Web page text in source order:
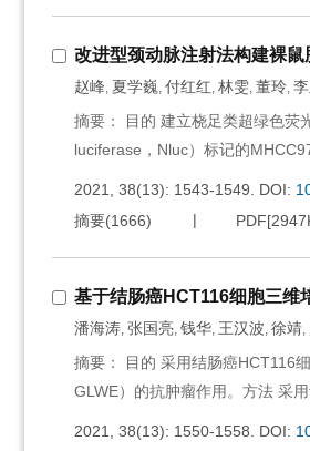
改进型颈动脉注射法构建裸鼠
赵峰, 夏学巍, 付红红, 林雯, 董玲,
摘要： 目的 建立桡足类超绿色
luciferase，Nluc）标记的
2021, 38(13): 1543-1549. DOI:
摘要(1666) PDF[
基于结肠癌HCT116细胞三维
潘海涛, 张国亮, 钱华, 王汉波, 徐靖,
摘要： 目的 采用结肠癌HCT116
GLWE）的抗肿瘤作用。方法 采
2021, 38(13): 1550-1558. DOI: